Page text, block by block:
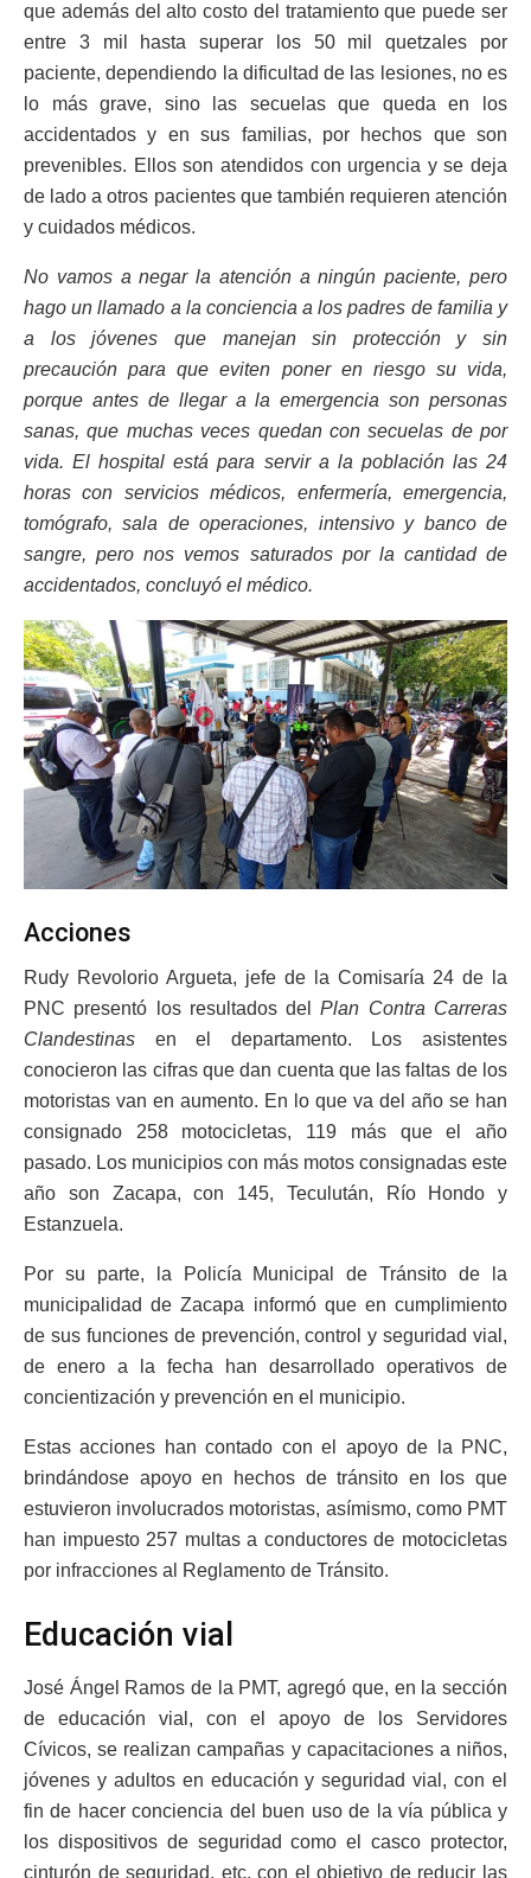
que además del alto costo del tratamiento que puede ser
entre 3 mil hasta superar los 50 mil quetzales por
paciente, dependiendo la dificultad de las lesiones, no es
lo más grave, sino las secuelas que queda en los
accidentados y en sus familias, por hechos que son
prevenibles. Ellos son atendidos con urgencia y se deja
de lado a otros pacientes que también requieren atención
y cuidados médicos.
No vamos a negar la atención a ningún paciente, pero
hago un llamado a la conciencia a los padres de familia y
a los jóvenes que manejan sin protección y sin
precaución para que eviten poner en riesgo su vida,
porque antes de llegar a la emergencia son personas
sanas, que muchas veces quedan con secuelas de por
vida. El hospital está para servir a la población las 24
horas con servicios médicos, enfermería, emergencia,
tomógrafo, sala de operaciones, intensivo y banco de
sangre, pero nos vemos saturados por la cantidad de
accidentados, concluyó el médico.
Acciones
Rudy Revolorio Argueta, jefe de la Comisaría 24 de la
PNC presentó los resultados delPlan Contra Carreras
Clandestinas en el departamento. Los asistentes
conocieron las cifras que dan cuenta que las faltas de los
motoristas van en aumento. En lo que va del año se han
consignado 258 motocicletas, 119 más que el año
pasado. Los municipios con más motos consignadas este
año son Zacapa, con 145, Teculután, Río Hondo y
Estanzuela.
Por su parte, la Policía Municipal de Tránsito de la
municipalidad de Zacapa informó que en cumplimiento
de sus funciones de prevención, control y seguridad vial,
de enero a la fecha han desarrollado operativos de
concientización y prevención en el municipio.
Estas acciones han contado con el apoyo de la PNC,
brindándose apoyo en hechos de tránsito en los que
estuvieron involucrados motoristas, asímismo, como PMT
han impuesto 257 multas a conductores de motocicletas
por infracciones al Reglamento de Tránsito.
Educación vial
José Ángel Ramos de la PMT, agregó que, en la sección
de educación vial, con el apoyo de los Servidores
Cívicos, se realizan campañas y capacitaciones a niños,
jóvenes y adultos en educación y seguridad vial, con el
fin de hacer conciencia del buen uso de la vía pública y
los dispositivos de seguridad como el casco protector,
cinturón de seguridad, etc. con el objetivo de reducir las